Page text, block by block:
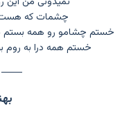
چشمات که هست
خستم چشامو رو همه بستم
خستم همه درا به روم